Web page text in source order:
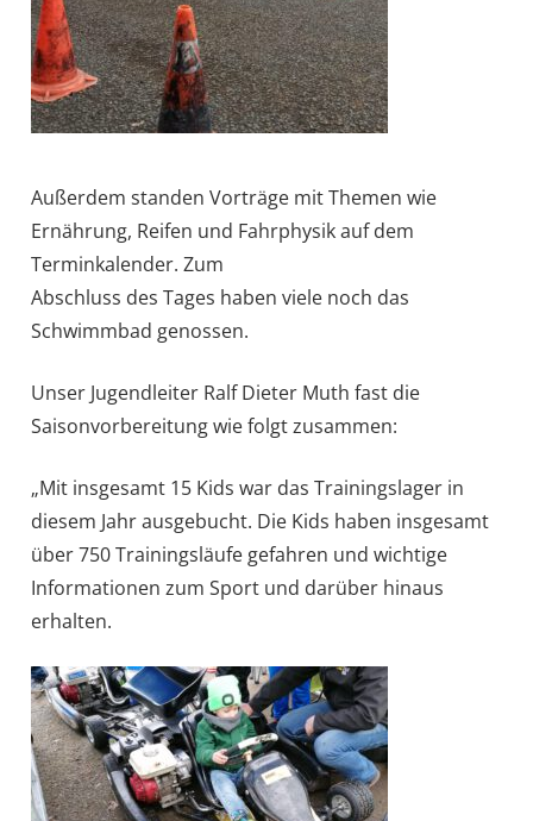
Außerdem standen Vorträge mit Themen wie
Ernährung, Reifen und Fahrphysik auf dem
Terminkalender. Zum
Abschluss des Tages haben viele noch das
Schwimmbad genossen.
Unser Jugendleiter Ralf Dieter Muth fast die
Saisonvorbereitung wie folgt zusammen:
„Mit insgesamt 15 Kids war das Trainingslager in
diesem Jahr ausgebucht. Die Kids haben insgesamt
über 750 Trainingsläufe gefahren und wichtige
Informationen zum Sport und darüber hinaus
erhalten.